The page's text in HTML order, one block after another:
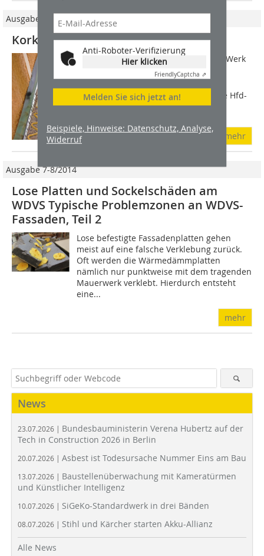
Anti-Roboter-Verifizierung
Hier klicken
FriendlyCaptcha ⇗
Melden Sie sich jetzt an!
Beispiele, Hinweise: Datenschutz, Analyse,
Widerruf
Ausgabe 06/2016
Korkstreifen als Basis für das WDVS
Die Inthermo Kork-Sockelplatte ist ab Werk
mit einem Nut- und Federprofil
Fassade mit der Holzfaserdämmplatte Hfd-
mehr
Ausgabe 7-8/2014
Lose Platten und Sockelschäden am
WDVS Typische Problemzonen an WDVS-
Fassaden, Teil 2
Lose befestigte Fassadenplatten gehen
meist auf eine falsche Verklebung zurück.
Oft werden die Wärmedämmplatten
nämlich nur punktweise mit dem tragenden
Mauerwerk verklebt. Hierdurch entsteht
eine...
mehr
News
23.07.2026 | Bundesbauministerin Verena Hubertz auf der
Tech in Construction 2026 in Berlin
20.07.2026 | Asbest ist Todesursache Nummer Eins am Bau
13.07.2026 | Baustellenüberwachung mit Kameratürmen
und Künstlicher Intelligenz
10.07.2026 | SiGeKo-Standardwerk in drei Bänden
08.07.2026 | Stihl und Kärcher starten Akku-Allianz
Alle News